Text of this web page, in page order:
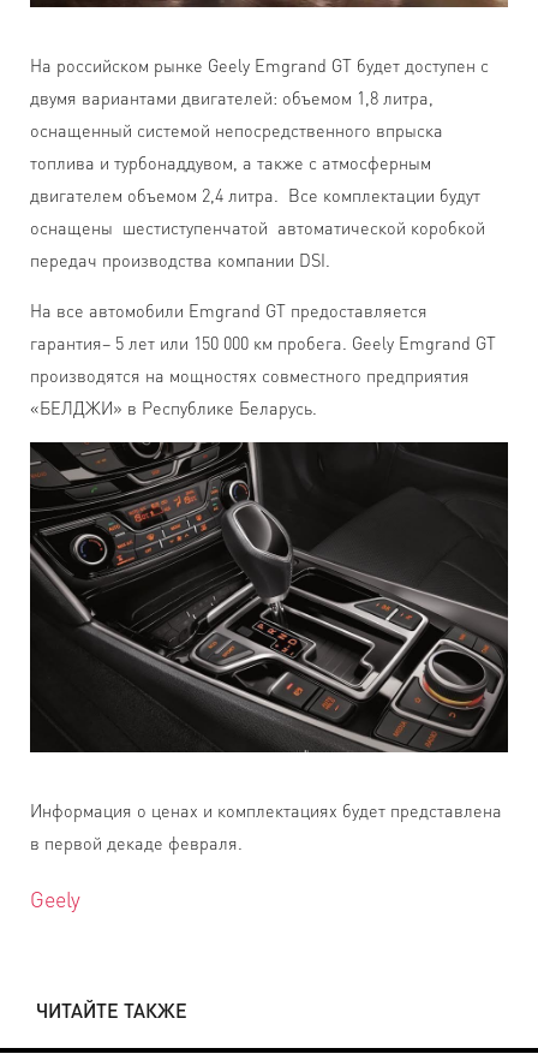
На российском рынке Geely Emgrand GT будет доступен с
двумя вариантами двигателей: объемом 1,8 литра,
оснащенный системой непосредственного впрыска
топлива и турбонаддувом, а также с атмосферным
двигателем объемом 2,4 литра. Все комплектации будут
оснащены шестиступенчатой автоматической коробкой
передач производства компании DSI.
На все автомобили Emgrand GT предоставляется
гарантия– 5 лет или 150 000 км пробега. Geely Emgrand GT
производятся на мощностях совместного предприятия
«БЕЛДЖИ» в Республике Беларусь.
Информация о ценах и комплектациях будет представлена
в первой декаде февраля.
Geely
ЧИТАЙТЕ ТАКЖЕ